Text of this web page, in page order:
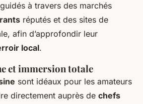
à travers des marchés
réputés et des sites de
afin d’approfondir leur
local.
et immersion totale
sont idéaux pour les amateurs
directement auprès de chefs